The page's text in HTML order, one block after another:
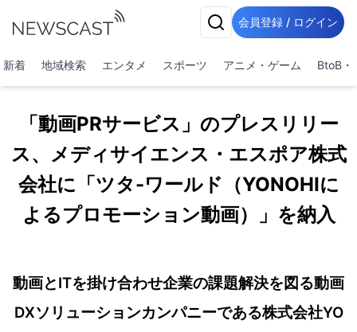
会員登録 / ログイン
新着 地域検索 エンタメ スポーツ アニメ・ゲーム BtoB・
「動画PRサービス」のプレスリリー
ス、メディサイエンス・エスポア株式
会社に「ツタ-ワールド（YONOHIに
よるプロモーション動画）」を納入
動画とITを掛け合わせ企業の課題解決を図る動画
DXソリューションカンパニーである株式会社YO